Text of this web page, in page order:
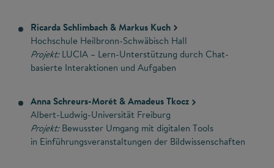
Ricarda Schlimbach & Markus Kuch
Hochschule Heilbronn-Schwäbisch Hall
Projekt:LUCIA – Lern-Unterstützung durch Chat-
basierte Interaktionen und Aufgaben
Anna Schreurs-Morét & Amadeus Tkocz
Albert-Ludwig-Universität Freiburg
Projekt:Bewusster Umgang mit digitalen Tools
in Einführungsveranstaltungen der Bildwissenschaften